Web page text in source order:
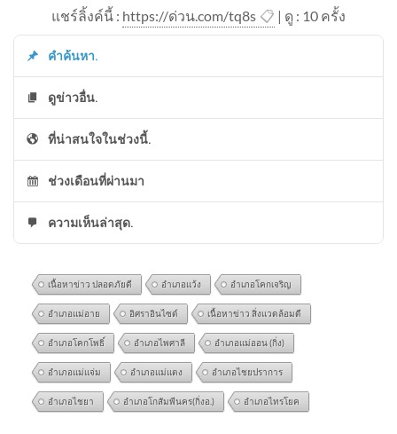
แชร์ลิ้งค์นี้ : https://ด่วน.com/tq8s 📋 | ดู : 10 ครั้ง
คำค้นหา.
ดูข่าวอื่น.
ที่น่าสนใจในช่วงนี้.
ช่วงเดือนที่ผ่านมา
ความเห็นล่าสุด.
เนื้อหาข่าว ปลอดภัยดี อำเภอแว้ง อำเภอโคกเจริญ
อำเภอแม่อาย อิศราอินไซด์ เนื้อหาข่าว สิ่งแวดล้อมดี
อำเภอโคกโพธิ์ อำเภอไพศาลี อำเภอแม่ออน (กิ่ง)
อำเภอแม่แจ่ม อำเภอแม่แตง อำเภอไชยปราการ
อำเภอไชยา อำเภอโกสัมพีนคร(กิ่งอ.) อำเภอไทรโยค